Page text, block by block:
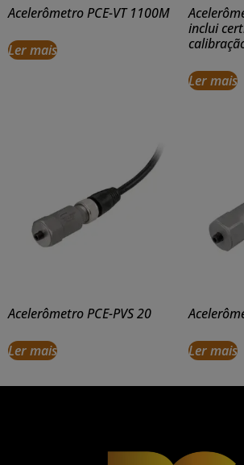
Acelerômetro PCE-VT 1100M
Ler mais
inclui
Ler mais
Acelerômetro PCE-PVS 20
Ler mais Ler mais